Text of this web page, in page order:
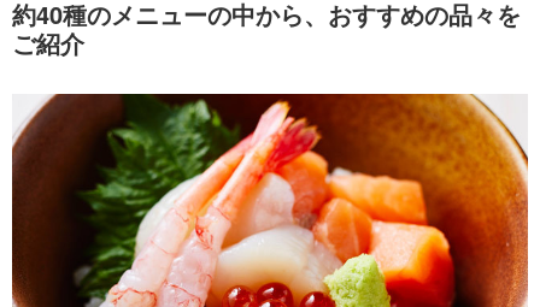
約40種のメニューの中から、おすすめの品々を
ご紹介